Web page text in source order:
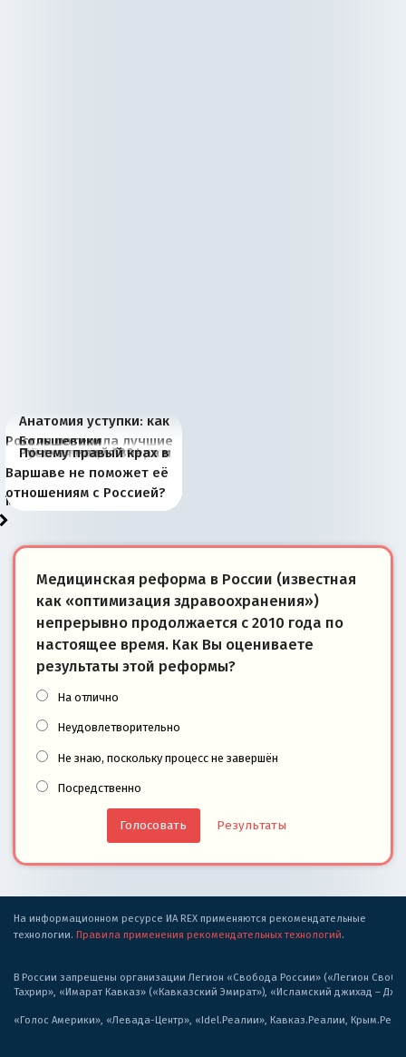
Анатомия уступки: как
Россия потеряла лучшие
рыбопромысловые
районы Баренцева
моря
Большевики
отличаются от «Яблока»
тем, что они -
победители
Киевская марионетка
Запада рассказала о
«переобувании» хозяев
В России назрели
перемены: 15 шагов к
суверенной экономике
Миграционный пожар
Европы
Россия начинает
сбрасывать балласт
Анкориджа
Россия зимой 1904
года: первые уступки во
внутренней политике
Русская нация вчера и
сегодня
Почему правый крах в
Варшаве не поможет её
отношениям с Россией?
Медицинская реформа в России (известная
как «оптимизация здравоохранения»)
непрерывно продолжается с 2010 года по
настоящее время. Как Вы оцениваете
результаты этой реформы?
На отлично
Неудовлетворительно
Не знаю, поскольку процесс не завершён
Посредственно
Результаты
На информационном ресурсе ИА REX применяются рекомендательные
технологии. Правила применения рекомендательных технологий.
В России запрещены организации Легион «Свобода России» («Легион
Тахрир», «Имарат Кавказ» («Кавказский Эмират»), «Исламский джихад –
«Голос Америки», «Левада-Центр», «Idel.Реалии», Кавказ.Реалии,